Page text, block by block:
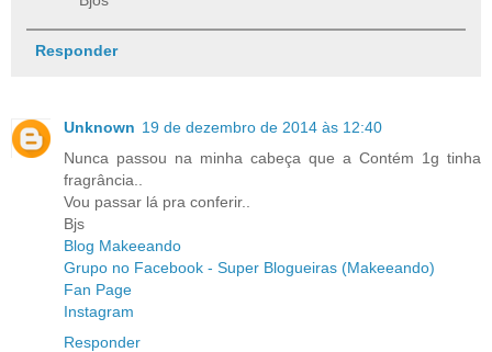
Responder
Unknown 19 de dezembro de 2014 às 12:40
Nunca passou na minha cabeça que a Contém 1g tinha
fragrância..
Vou passar lá pra conferir..
Bjs
Blog Makeeando
Grupo no Facebook - Super Blogueiras (Makeeando)
Fan Page
Instagram
Responder